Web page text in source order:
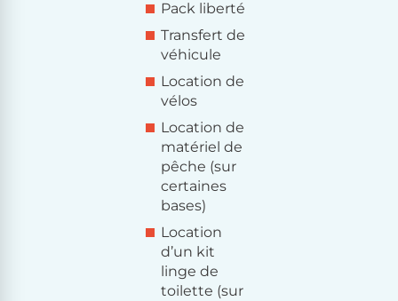
Pack liberté
Transfert de
véhicule
Location de
vélos
Location de
matériel de
pêche (sur
certaines
bases)
Location
d’un kit
linge de
toilette (sur